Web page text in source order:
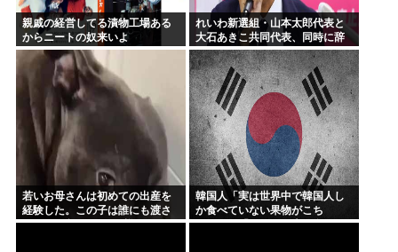
親戚の経営してる漬物工場ある
からニートの奴来いよ
れいわ新選組・山本太郎代表と
大石あきこ共同代表、同時に辞
任
若いお母さんは初めての出産を
経験した。この子は誰にも渡さ
ない → ずっとこんな様子です…
韓国人「実は世界中で韓国人し
か食べていない果物がこち
ら…」→「えっ、日本は食べて